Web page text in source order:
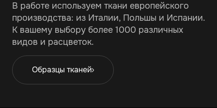
В работе используем ткани европейского
производства: из Италии, Польшы и Испании.
К вашему выбору более 1000 различных
видов и расцветок.
Образцы тканей